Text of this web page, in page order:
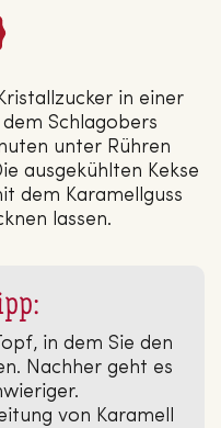
in einer
Schlagobers
unter Rühren
ausgekühlten Kekse
dem Karamellguss
lassen.
in dem Sie den
Nachher geht es
von Karamell